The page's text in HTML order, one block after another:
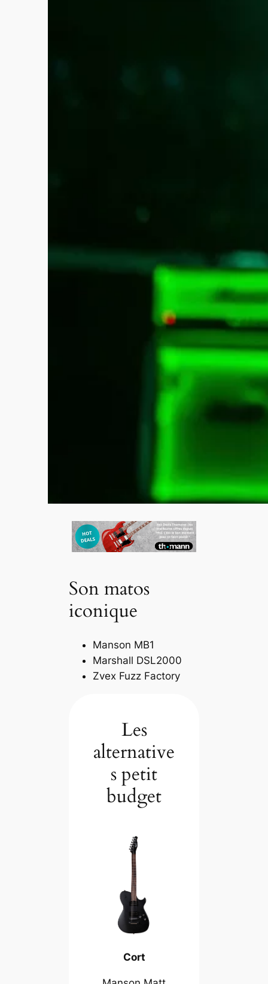
Son matos
iconique
Manson MB1
Marshall DSL2000
Zvex Fuzz Factory
Les
alternative
s petit
budget
Cort